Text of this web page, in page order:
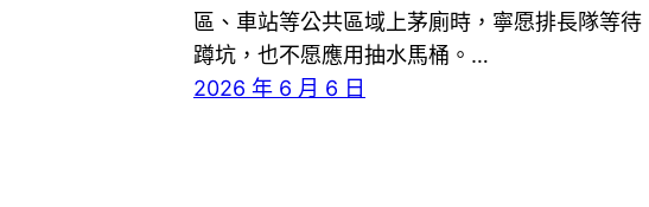
區、車站等公共區域上茅廁時，寧愿排長隊等待
蹲坑，也不愿應用抽水馬桶。…
2026 年 6 月 6 日